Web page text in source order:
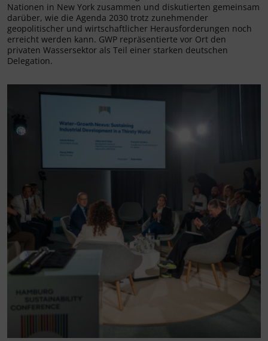
Nationen in New York zusammen und diskutierten gemeinsam
darüber, wie die Agenda 2030 trotz zunehmender
geopolitischer und wirtschaftlicher Herausforderungen noch
erreicht werden kann. GWP repräsentierte vor Ort den
privaten Wassersektor als Teil einer starken deutschen
Delegation.